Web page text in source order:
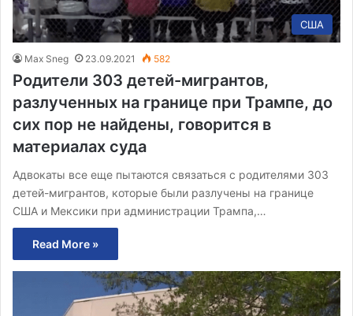
США
Max Sneg 23.09.2021 582
Родители 303 детей-мигрантов,
разлученных на границе при Трампе, до
сих пор не найдены, говорится в
материалах суда
Адвокаты все еще пытаются связаться с родителями 303
детей-мигрантов, которые были разлучены на границе
США и Мексики при администрации Трампа,…
Read More »